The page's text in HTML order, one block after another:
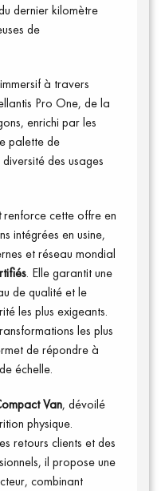
dernier kilomètre
de
à travers
Pro One, de la
enrichi par les
palette de
des usages
renforce cette offre en
intégrées en usine,
et réseau mondial
. Elle garantit une
de qualité et le
les plus exigeants.
les plus
de répondre à
échelle.
Van, dévoilé
physique.
retours clients et des
il propose une
combinant